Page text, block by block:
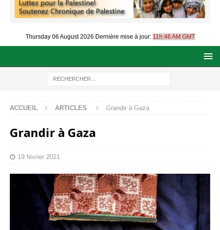
Thursday 06 August 2026 Dernière mise à jour: 11h:46 AM GMT
ACCUEIL ARTICLES Grandir à Gaza
Grandir à Gaza
19 février 2021